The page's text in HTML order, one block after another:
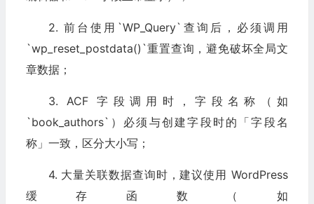
2. 前台使用`WP_Query`查询后，必须调用
`wp_reset_postdata()`重置查询，避免破坏全局文
章数据；
3. ACF 字段调用时，字段名称（如
`book_authors`）必须与创建字段时的「字段名
称」一致，区分大小写；
4. 大量关联数据查询时，建议使用 WordPress
缓存函数（如